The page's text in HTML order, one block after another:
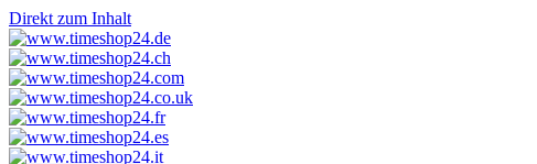
Direkt zum Inhalt